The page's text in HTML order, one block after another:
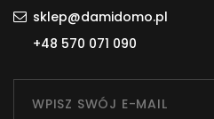
sklep@damidomo.pl
+48 570 071 090